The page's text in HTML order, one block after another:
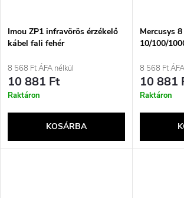
Imou ZP1 infravörös érzékelő
kábel fali fehér
8 568 Ft ÁFA nélkül
10 881 Ft
Raktáron
KOSÁRBA
Mercusys
10/100/
8 568 Ft
10 881
Raktáron